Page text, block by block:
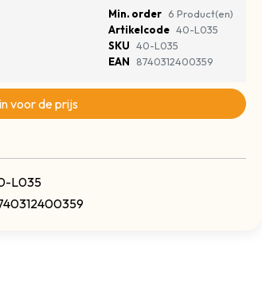
Min. order 6 Product(en)
Artikelcode 40-L035
SKU 40-L035
EAN
8740312400359
voor de prijs
L035